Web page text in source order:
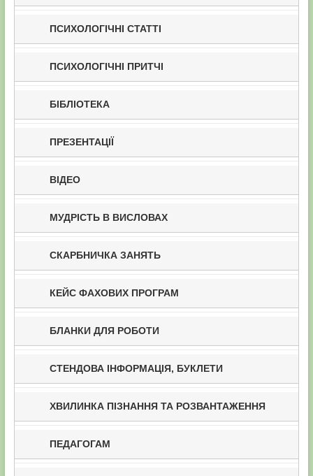
ПСИХОЛОГІЧНІ СТАТТІ
ПСИХОЛОГІЧНІ ПРИТЧІ
БІБЛІОТЕКА
ПРЕЗЕНТАЦІЇ
ВІДЕО
МУДРІСТЬ В ВИСЛОВАХ
СКАРБНИЧКА ЗАНЯТЬ
КЕЙС ФАХОВИХ ПРОГРАМ
БЛАНКИ ДЛЯ РОБОТИ
СТЕНДОВА ІНФОРМАЦІЯ, БУКЛЕТИ
ХВИЛИНКА ПІЗНАННЯ ТА РОЗВАНТАЖЕННЯ
ПЕДАГОГАМ